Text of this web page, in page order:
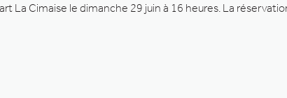
La Cimaise le dimanche 29 juin à 16 heures. La